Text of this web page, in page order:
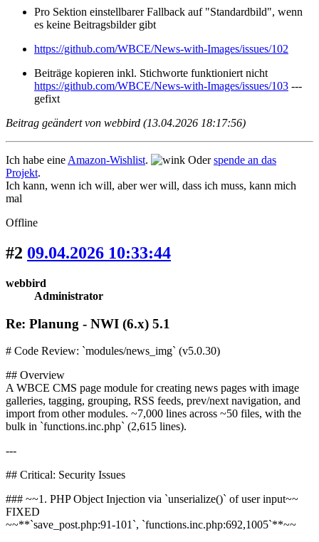
Pro Sektion einstellbarer Fallback auf "Standardbild", wenn
es keine Beitragsbilder gibt
https://github.com/WBCE/News-with-Images/issues/102
Beiträge kopieren inkl. Stichworte funktioniert nicht
https://github.com/WBCE/News-with-Images/issues/103 ---
gefixt
Beitrag geändert von webbird (13.04.2026 18:17:56)
Ich habe eine Amazon-Wishlist. Oderspende an das
Projekt.
Ich kann, wenn ich will, aber wer will, dass ich muss, kann mich
mal
Offline
#2 09.04.2026 10:33:44
webbird
Administrator
Re: Planung - NWI (6.x) 5.1
# Code Review: `modules/news_img` (v5.0.30)
## Overview
A WBCE CMS page module for creating news pages with image
galleries, tagging, grouping, RSS feeds, prev/next navigation, and
import from other modules. ~7,000 lines across ~50 files, with the
bulk in `functions.inc.php` (2,615 lines).
---
## Critical: Security Issues
### ~~1. PHP Object Injection via `unserialize()` of user input~~
FIXED
~~**`save_post.php:91-101`, `functions.inc.php:692,1005`**~~